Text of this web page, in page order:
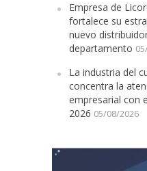
Empresa de
fortalece su
nuevo
departamento
La industria del
concentra la
empresarial con
2026 05/08/2026